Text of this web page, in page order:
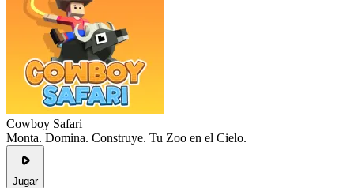
Cowboy Safari
Monta. Domina. Construye. Tu Zoo en el Cielo.
Jugar